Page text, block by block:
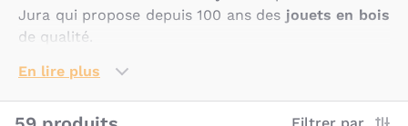
Jura qui propose depuis 100 ans des jouets en bois
de qualité.
De génération en génération,
bébés. C'est pour cela qu'au fil des temps, la
En lire plus